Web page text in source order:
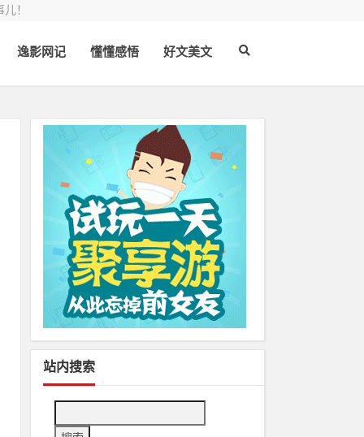
！
逸影网记 懂懂感悟 好文美文
站内搜索